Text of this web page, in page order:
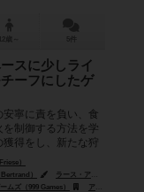
スに少しライ
ーフにしたゲ
寧に責を負い、食
制御する方法を学
得をし、新たな狩
してい...
）
）
ラース・アルネ・マウラ・カルスキー（Lars-Arne "Maura" Kalusky）
ムズ（999 Games） アルビ（Albi）